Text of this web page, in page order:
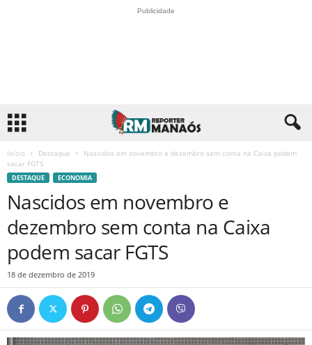
Publicidade
Início Destaque
Nascidos em novembro e dezembro sem conta na Caixa podem
sacar FGTS
DESTAQUE ECONOMIA
Nascidos em novembro e
dezembro sem conta na Caixa
podem sacar FGTS
18 de dezembro de 2019